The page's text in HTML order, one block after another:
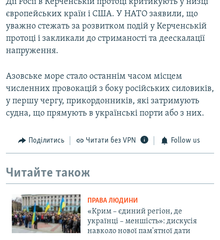
Дії Росії в Керченській протоці критикують у низці
європейських країн і США. У НАТО заявили, що
уважно стежать за розвитком подій у Керченській
протоці і закликали до стриманості та деескалації
напруження.
Азовське море стало останнім часом місцем
численних провокацій з боку російських силовиків,
у першу чергу, прикордонників, які затримують
судна, що прямують в українські порти або з них.
Поділитись Читати без VPN Follow us
Читайте також
ПРАВА ЛЮДИНИ
«Крим – єдиний регіон, де
українці – меншість»: дискусія
навколо нової пам'ятної дати